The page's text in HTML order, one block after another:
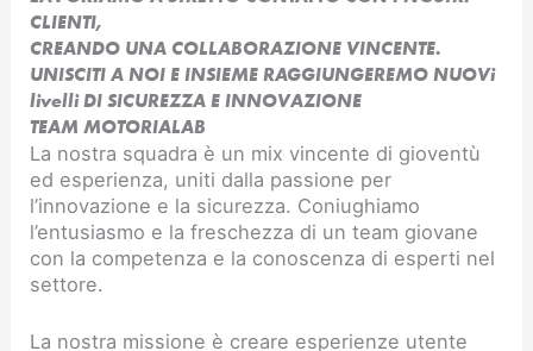
CLIENTI,
CREANDO UNA COLLABORAZIONE VINCENTE.
UNISCITI A NOI E INSIEME RAGGIUNGEREMO NUOVi
livelli DI SICUREZZA E INNOVAZIONE​
TEAM MOTORIALAB
La nostra squadra è un mix vincente di gioventù
ed esperienza, uniti dalla passione per
l’innovazione e la sicurezza. Coniughiamo
l’entusiasmo e la freschezza di un team giovane
con la competenza e la conoscenza di esperti nel
settore.
La nostra missione è creare esperienze utente